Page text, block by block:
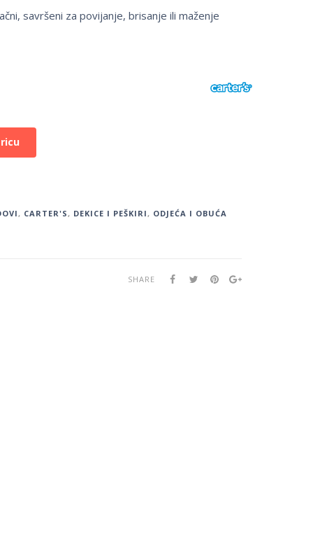
savršeni za povijanje, brisanje ili maženje
, CARTER'S, DEKICE I PEŠKIRI, ODJEĆA I OBUĆA
SHARE